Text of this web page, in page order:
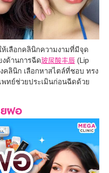
เลือกคลินิกความงามที่มีจุด
ด้านการฉีด玻尿酸丰唇 (Lip
คลินิก เลือกหาสไตล์ที่ชอบ ทรง
ทย์ช่วยประเมินก่อนฉีดด้วย
ยฝอ